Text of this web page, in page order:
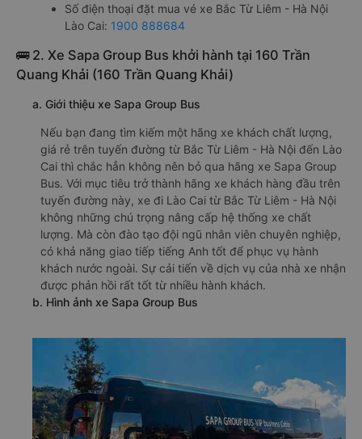
Số điện thoại đặt mua vé xe Bắc Từ Liêm - Hà Nội
Lào Cai: 1900 888684
🚌 2. Xe Sapa Group Bus khởi hành tại 160 Trần
Quang Khải (160 Trần Quang Khải)
a. Giới thiệu xe Sapa Group Bus
Nếu bạn đang tìm kiếm một hãng xe khách chất lượng,
giá rẻ trên tuyến đường từ Bắc Từ Liêm - Hà Nội đến Lào
Cai thì chắc hẳn không nên bỏ qua hãng xe Sapa Group
Bus. Với mục tiêu trở thành hãng xe khách hàng đầu trên
tuyến đường này, xe đi Lào Cai từ Bắc Từ Liêm - Hà Nội
không những chú trọng nâng cấp hệ thống xe chất
lượng. Mà còn đào tạo đội ngũ nhân viên chuyên nghiệp,
có khả năng giao tiếp tiếng Anh tốt để phục vụ hành
khách nước ngoài. Sự cải tiến về dịch vụ của nhà xe nhận
được phản hồi rất tốt từ nhiều hành khách.
b. Hình ảnh xe Sapa Group Bus